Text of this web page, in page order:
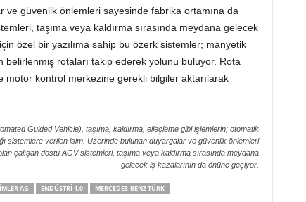
güvenlik önlemleri sayesinde fabrika ortamına da
taşıma veya kaldırma sırasında meydana gelecek
özel bir yazılıma sahip bu özerk sistemler; manyetik
rotaları takip ederek yolunu buluyor. Rota
motor kontrol merkezine gerekli bilgiler aktarılarak
Guided Vehicle), taşıma, kaldırma, elleçleme gibi işlemlerin; otomatik
sistemlere verilen isim. Üzerinde bulunan duyargalar ve güvenlik önlemleri
çalışan dostu AGV sistemleri, taşıma veya kaldırma sırasında meydana
gelecek iş kazalarının da önüne geçiyor.
AG ENDÜSTRI 4.0
MERCEDES-BENZ TÜRK